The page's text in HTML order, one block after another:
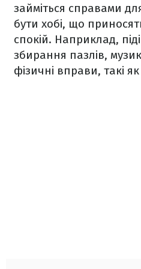
займіться справами
бути хобі, що
спокій. Наприклад,
збирання пазлів,
фізичні вправи, такі